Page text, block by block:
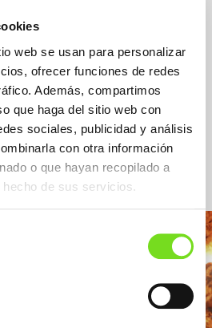
web se usan para personalizar
ofrecer funciones de redes
Además, compartimos
que haga del sitio web con
sociales, publicidad y análisis
con otra información
o que hayan recopilado a
de sus servicios.
Suministrador /